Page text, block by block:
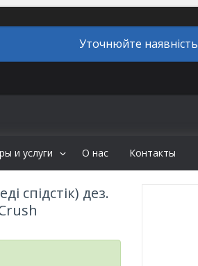
Уточнюйте
и услуги О нас Контакты
спідстік) дез.